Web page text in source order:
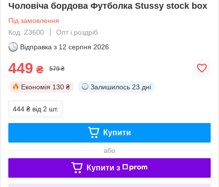
Чоловіча бордова Футболка Stussy stock box
Під замовлення
Код: Z3600
Опт і роздріб
Відправка з 12 серпня 2026
449 ₴ 579 ₴
Економія 130 ₴ Залишилось 23 дні
444 ₴ від 2 шт.
Купити
або
Купити з